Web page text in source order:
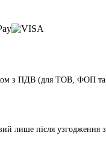
з ПДВ (для ТОВ, ФОП та
лише після узгодження з